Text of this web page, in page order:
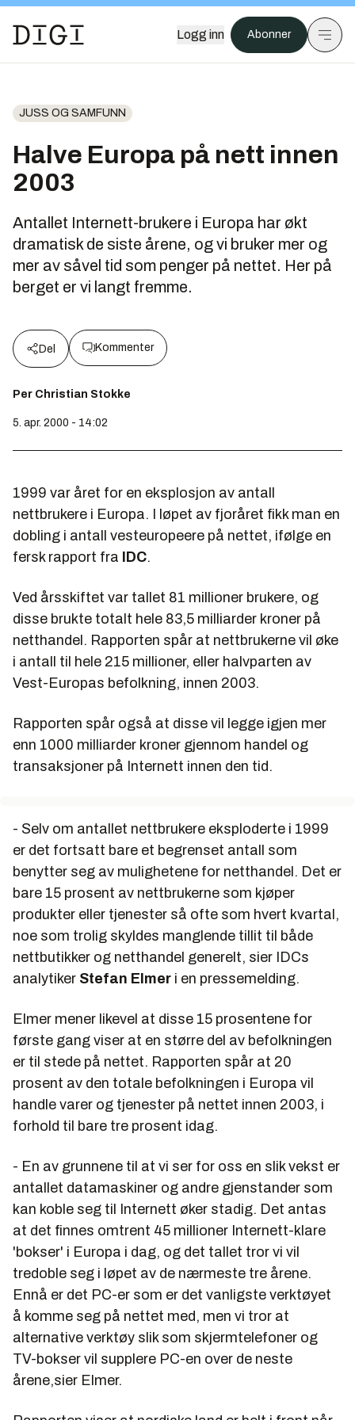
Logg inn Abonner
JUSS OG SAMFUNN
Halve Europa på nett innen
2003
Antallet Internett-brukere i Europa har økt
dramatisk de siste årene, og vi bruker mer og
mer av såvel tid som penger på nettet. Her på
berget er vi langt fremme.
Del Kommenter
Per Christian Stokke
5. apr. 2000 - 14:02
1999 var året for en eksplosjon av antall
nettbrukere i Europa. I løpet av fjoråret fikk man en
dobling i antall vesteuropeere på nettet, ifølge en
fersk rapport fra
IDC.
Ved årsskiftet var tallet 81 millioner brukere, og
disse brukte totalt hele 83,5 milliarder kroner på
netthandel. Rapporten spår at nettbrukerne vil øke
i antall til hele 215 millioner, eller halvparten av
Vest-Europas befolkning, innen 2003.
Rapporten spår også at disse vil legge igjen mer
enn 1000 milliarder kroner gjennom handel og
transaksjoner på Internett innen den tid.
- Selv om antallet nettbrukere eksploderte i 1999
er det fortsatt bare et begrenset antall som
benytter seg av mulighetene for netthandel. Det er
bare 15 prosent av nettbrukerne som kjøper
produkter eller tjenester så ofte som hvert kvartal,
noe som trolig skyldes manglende tillit til både
nettbutikker og netthandel generelt, sier IDCs
analytiker Stefan Elmer i en pressemelding.
Elmer mener likevel at disse 15 prosentene for
første gang viser at en større del av befolkningen
er til stede på nettet. Rapporten spår at 20
prosent av den totale befolkningen i Europa vil
handle varer og tjenester på nettet innen 2003, i
forhold til bare tre prosent idag.
- En av grunnene til at vi ser for oss en slik vekst er
antallet datamaskiner og andre gjenstander som
kan koble seg til Internett øker stadig. Det antas
at det finnes omtrent 45 millioner Internett-klare
'bokser' i Europa i dag, og det tallet tror vi vil
tredoble seg i løpet av de nærmeste tre årene.
Ennå er det PC-er som er det vanligste verktøyet
å komme seg på nettet med, men vi tror at
alternative verktøy slik som skjermtelefoner og
TV-bokser vil supplere PC-en over de neste
årene,sier Elmer.